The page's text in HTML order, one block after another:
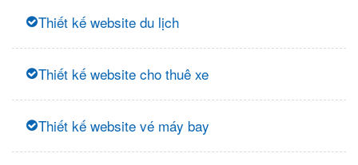
Thiết kế website du lịch
Thiết kế website cho thuê xe
Thiết kế website vé máy bay